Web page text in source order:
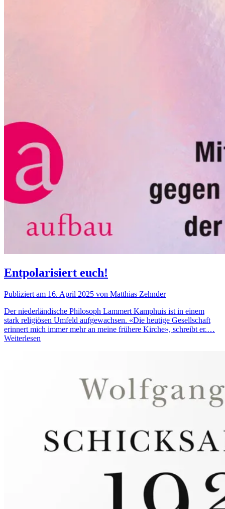
Entpolarisiert euch!
Publiziert am 16. April 2025 von Matthias Zehnder
Der niederländische Philosoph Lammert Kamphuis ist in einem
stark religiösen Umfeld aufgewachsen. «Die heutige Gesellschaft
erinnert mich immer mehr an meine frühere Kirche», schreibt er.…
Weiterlesen